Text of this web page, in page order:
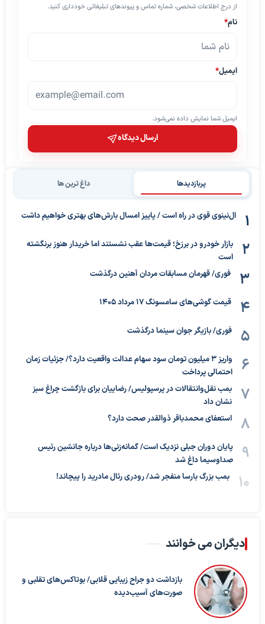
از درج اطلاعات شخصی، شماره تماس و پیوندهای تبلیغاتی خودداری کنید.
نام*
ایمیل*
ایمیل شما نمایش داده نمی‌شود.
ارسال دیدگاه
پربازدیدها داغ ترین ها
ال‌نینوی قوی در راه است / پاییز امسال بارش‌های بهتری خواهیم داشت
بازار خودرو در برزخ؛ قیمت‌ها عقب نشستند اما خریدار هنوز برنگشته
است
فوری/ قهرمان مسابقات مردان آهنین درگذشت
قیمت گوشی‌های سامسونگ 17 مرداد 1405
فوری/ بازیگر جوان سینما درگذشت
واریز ۳ میلیون تومان سود سهام عدالت واقعیت دارد؟/ جزئیات زمان
احتمالی پرداخت
بمب نقل‌وانتقالات در پرسپولیس/ رضاییان برای بازگشت چراغ سبز
نشان داد
استعفای محمدباقر ذوالقدر صحت دارد؟
پایان دوران جبلی نزدیک است/ گمانه‌زنی‌ها درباره جانشین رئیس
صداوسیما داغ شد
بمب بزرگ بارسا منفجر شد/ رودری رئال مادرید را پیچاند!
دیگران می خوانند
بازداشت دو جراح زیبایی قلابی/ بوتاکس‌های تقلبی و
صورت‌های آسیب‌دیده